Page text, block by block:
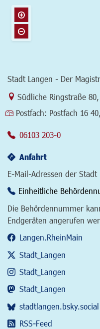
Stadt Langen - Der
Link zur Google-Maps
Südliche Ringstraße 80
Postfach: Postfach 16
06103 203-0
Anfahrt
E-Mail-Adressen der Stadt
Einheitliche
Die Behördennummer
Endgeräten angerufen
Langen.RheinMain
Stadt_Langen
Stadt_Langen
Stadt_Langen
stadtlangen.bsky.social
RSS-Feed